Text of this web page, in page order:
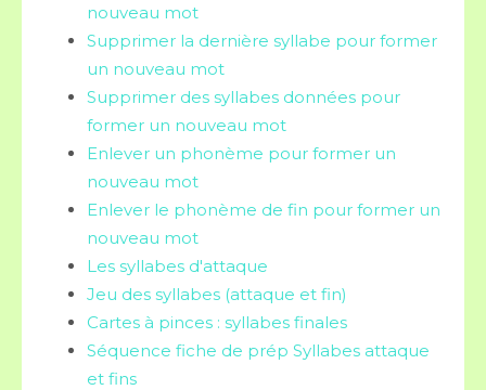
nouveau mot
Supprimer la dernière syllabe pour former
un nouveau mot
Supprimer des syllabes données pour
former un nouveau mot
Enlever un phonème pour former un
nouveau mot
Enlever le phonème de fin pour former un
nouveau mot
Les syllabes d'attaque
Jeu des syllabes (attaque et fin)
Cartes à pinces : syllabes finales
Séquence fiche de prép Syllabes attaque
et fins